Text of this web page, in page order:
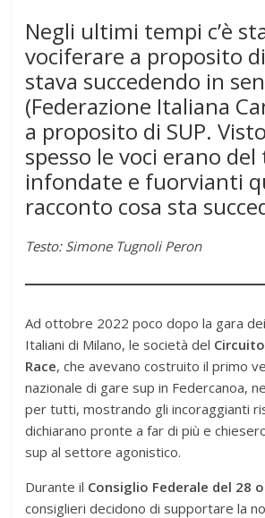
Negli ultimi tempi c’è
vociferare a proposito
stava succedendo in
(Federazione Italiana
a proposito di SUP.
spesso le voci erano
infondate e fuorvianti
racconto cosa sta
Testo: Simone Tugnoli Peron
Ad ottobre 2022 poco dopo la gara
Italiani di Milano, le società del
Race, che avevano costruito il primo
nazionale di gare sup in Federcanoa,
per tutti, mostrando gli incoraggianti
dichiarano pronte a far di più e
sup al settore agonistico.
Durante il Consiglio Federale del 28
consiglieri decidono di supportare la